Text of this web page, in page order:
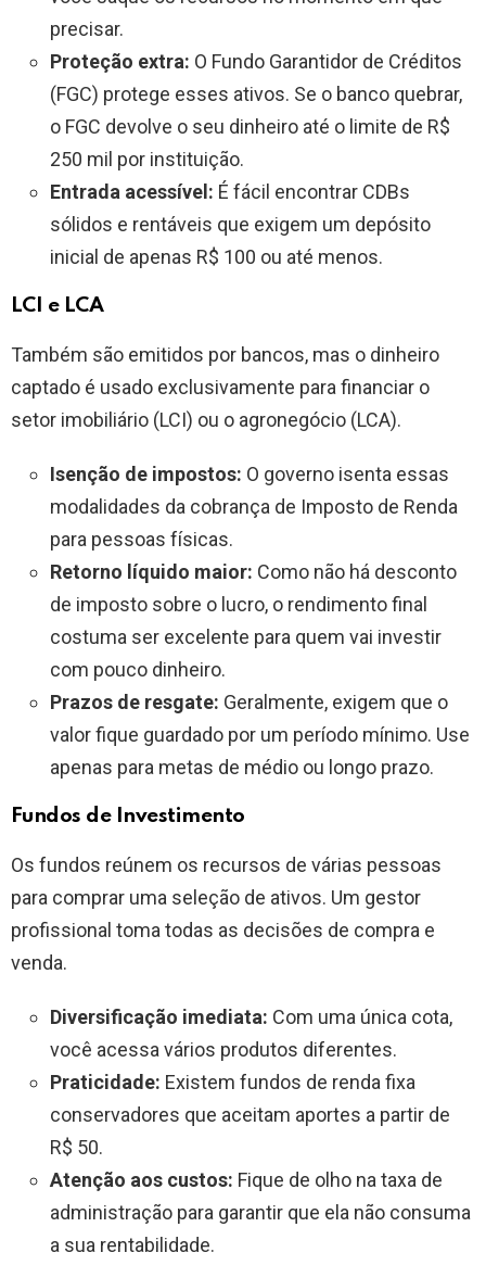
precisar.
Proteção extra: O Fundo Garantidor de Créditos
(FGC) protege esses ativos. Se o banco quebrar,
o FGC devolve o seu dinheiro até o limite de R$
250 mil por instituição.
Entrada acessível: É fácil encontrar CDBs
sólidos e rentáveis que exigem um depósito
inicial de apenas R$ 100 ou até menos.
LCI e LCA
Também são emitidos por bancos, mas o dinheiro
captado é usado exclusivamente para financiar o
setor imobiliário (LCI) ou o agronegócio (LCA).
Isenção de impostos: O governo isenta essas
modalidades da cobrança de Imposto de Renda
para pessoas físicas.
Retorno líquido maior: Como não há desconto
de imposto sobre o lucro, o rendimento final
costuma ser excelente para quem vai investir
com pouco dinheiro.
Prazos de resgate: Geralmente, exigem que o
valor fique guardado por um período mínimo. Use
apenas para metas de médio ou longo prazo.
Fundos de Investimento
Os fundos reúnem os recursos de várias pessoas
para comprar uma seleção de ativos. Um gestor
profissional toma todas as decisões de compra e
venda.
Diversificação imediata: Com uma única cota,
você acessa vários produtos diferentes.
Praticidade: Existem fundos de renda fixa
conservadores que aceitam aportes a partir de
R$ 50.
Atenção aos custos: Fique de olho na taxa de
administração para garantir que ela não consuma
a sua rentabilidade.